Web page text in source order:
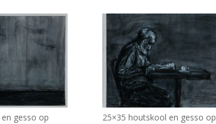
gesso op
25×35 houtskool en gesso op